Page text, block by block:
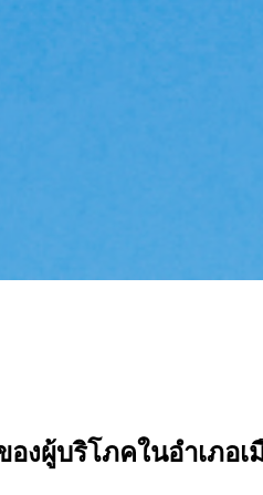
งผู้บริโภคในอำเภอเ